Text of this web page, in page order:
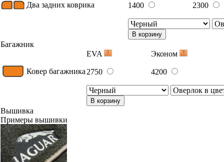
Два задних коврика 1400 2300
В корзину
Багажник
EVA
Эконом
Ковер багажника 2750 4200
В корзину
Вышивка
Примеры вышивки